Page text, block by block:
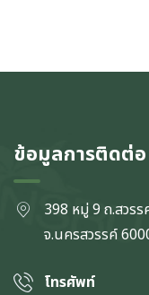
ข้อมูลการติดต่อ
398 หมู่ 9 ถ.สวร
จ.นครสวรรค์
โทรศัพท์